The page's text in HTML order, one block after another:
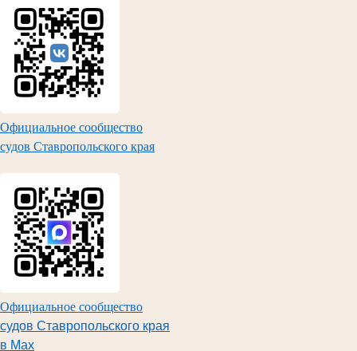
Официальное сообщество
судов Ставропольского края
Официальное сообщество
судов Ставропольского края
в Max